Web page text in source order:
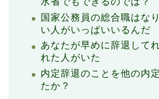
国家公務員の総合職はな
い人がいっぱいいるんだ
あなたが早めに辞退して
れた人がいた
内定辞退のことを他の内
たか？